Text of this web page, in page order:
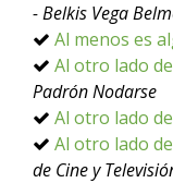
- Belkis Vega
Al menos es
Al otro lado
Padrón Nodarse
Al otro lado
Al otro lado
de Cine y